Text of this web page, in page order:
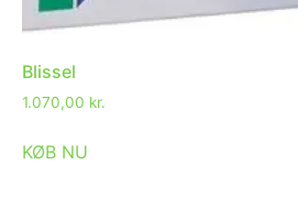
Blissel
1.070,00 kr.
KØB NU